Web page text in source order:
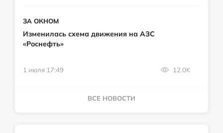
ЗА ОКНОМ
Изменилась схема движения на АЗС
«Роснефть»
1 июля 17:49 12.0K
ВСЕ НОВОСТИ